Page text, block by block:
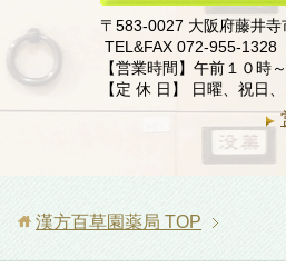
〒583-0027 大阪府藤井
TEL&FAX 072-955-1328
【営業時間】午前１０時
【定 休 日】 日曜、祝日
漢方百草園薬局 TOP